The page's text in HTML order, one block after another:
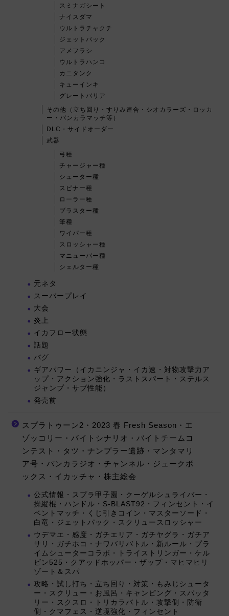
スミナガシート
ナイスダマ
ウルトラチャクチ
ジェットパック
アメフラシ
ウルトラハンコ
カニタンク
キューインキ
グレートバリア
その他（立ち回り・すりみ連合・シオカラーズ・ロッカ
ー・バンカラマッチ等）
DLC・サイドオーダー
武器
弓種
チャージャー種
シューター種
スピナー種
ローラー種
ブラスター種
筆種
ワイパー種
スロッシャー種
マニューバー種
シェルター種
元ネタ
スーパープレイ
大会
炎上
イカフロー状態
話題
バグ
ギアパワー（イカニンジャ・イカ速・対物攻撃力ア
ップ・アクション強化・ラストスパート・ステルス
ジャンプ・サブ性能）
発売前
スプラトゥーン2・2023 春 Fresh Season・エ
ゾッコリー・バイトシナリオ・バイトチームコ
ンテスト・タツ・ナンプラー遺跡・マンタマリ
ア号・バンカラジオ・チャンネル・ジュークボ
ックス・イカッチャ・株主総会
公式情報・スプラ甲子園・クーゲルシュライバー・
操縦棍・ハンドル・S-BLAST92・フィンセント・イ
ベントマッチ・くじ引きコイン・マスターソード・
白竜・ジェットパック・スクリュースロッシャー
ウデマエ・感度・ガチエリア・ガチヤグラ・ガチア
サリ・ガチホコ・ナワバリバトル・新ルール・プラ
イムシューターコラボ・トライストリンガー・ケル
ビン525・クアッドホッパー・ザップ・マヒマヒリ
ゾート＆スパ
攻略・試し打ち・立ち回り・対策・もみじシュータ
ー・スクリュー・お風呂・キャンピング・スパッタ
リー・スクスロ・トリカラバトル・攻撃側・防衛
側・クマフェス・逆境強化・フィンセント